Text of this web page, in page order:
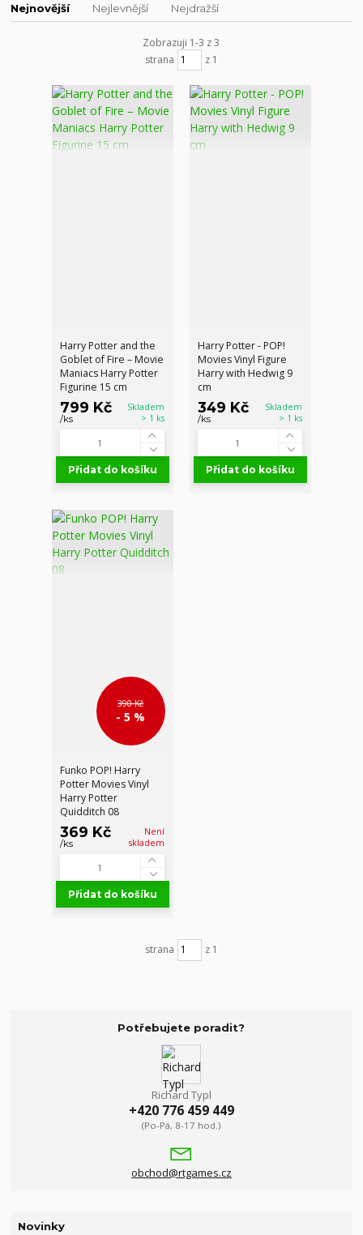
Nejnovější Nejlevnější Nejdražší
Zobrazuji 1-3 z 3
strana
z 1
Harry Potter and the
Goblet of Fire – Movie
Maniacs Harry Potter
Figurine 15 cm
799 Kč
/ks
Skladem
> 1 ks
Přidat do košíku
Harry Potter - POP!
Movies Vinyl Figure
Harry with Hedwig 9
cm
349 Kč
/ks
Skladem
> 1 ks
Přidat do košíku
390 Kč
- 5 %
Funko POP! Harry
Potter Movies Vinyl
Harry Potter
Quidditch 08
369 Kč
/ks
Není
skladem
Přidat do košíku
strana z 1
Potřebujete poradit?
Richard Typl
+420 776 459 449
(Po-Pá, 8-17 hod.)
obchod@rtgames.cz
Novinky